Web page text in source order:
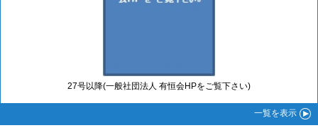
27号以降(一般社団法人 有恒会HPをご覧下さい)
一覧を表示